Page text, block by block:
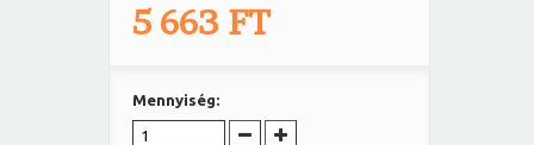
5 663 FT
Mennyiség: